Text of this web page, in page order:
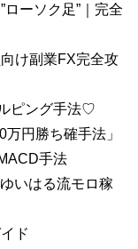
ーソク足”｜完全
け副業FX完全攻
ピング手法♡
円勝ち確手法」
手法
いはる流モロ稼
ド